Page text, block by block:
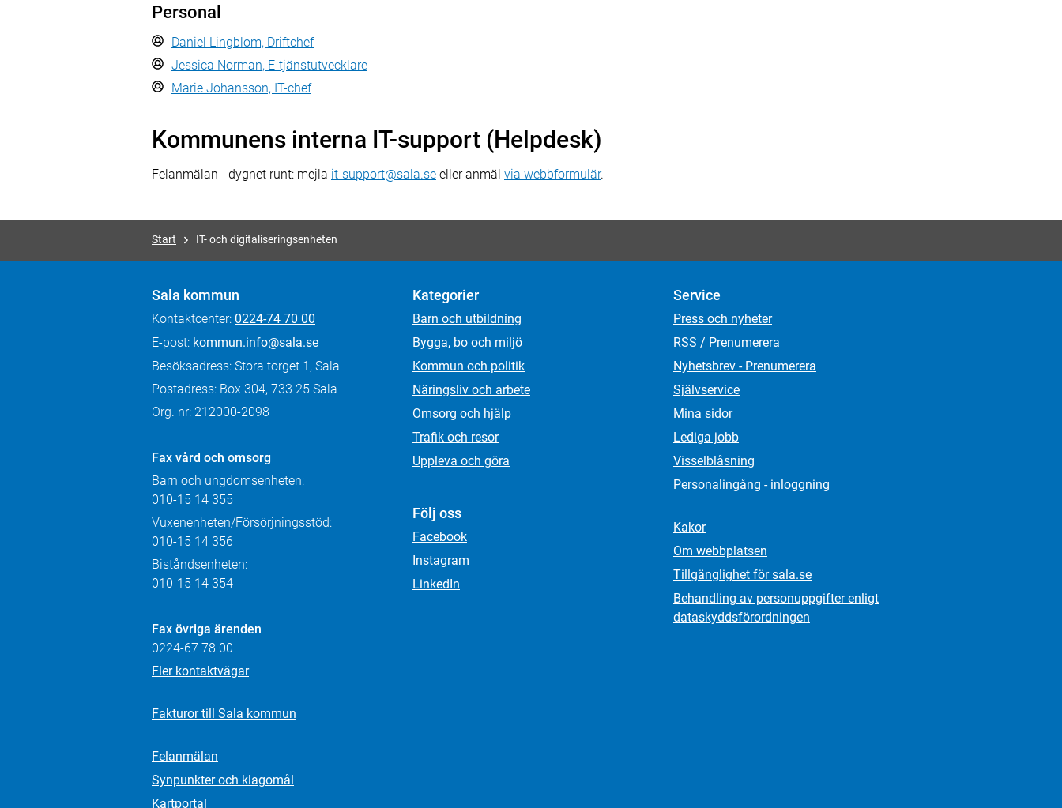
Personal
Daniel Lingblom, Driftchef
Jessica Norman, E-tjänstutvecklare
Marie Johansson, IT-chef
Kommunens interna IT-support (Helpdesk)
Felanmälan - dygnet runt: mejla it-support@sala.se eller anmäl via webbformulär.
Start IT- och digitaliseringsenheten
Sala kommun
Kontaktcenter: 0224-74 70 00
E-post: kommun.info@sala.se
Besöksadress: Stora torget 1, Sala
Postadress: Box 304, 733 25 Sala
Org. nr: 212000-2098
Fax vård och omsorg
Barn och ungdomsenheten:
010-15 14 355
Vuxenenheten/Försörjningsstöd:
010-15 14 356
Biståndsenheten:
010-15 14 354
Fax övriga ärenden
0224-67 78 00
Fler kontaktvägar
Fakturor till Sala kommun
Felanmälan
Synpunkter och klagomål
Kartportal
Kategorier
Barn och utbildning
Bygga, bo och miljö
Kommun och politik
Näringsliv och arbete
Omsorg och hjälp
Trafik och resor
Uppleva och göra
Följ oss
Facebook
Instagram
LinkedIn
Service
Press och nyheter
RSS / Prenumerera
Nyhetsbrev - Prenumerera
Självservice
Mina sidor
Lediga jobb
Visselblåsning
Personalingång - inloggning
Kakor
Om webbplatsen
Tillgänglighet för sala.se
Behandling av personuppgifter enligt
dataskydds­förordningen